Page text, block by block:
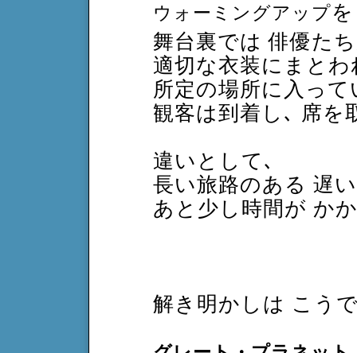
ウォーミングアップ
舞台裏では 俳優た
適切な衣装にまとわ
所定の場所に入っ
観客は到着し､ 席を
違いとして､
長い旅路のある 遅
あと少し時間が か
解き明かしは こう